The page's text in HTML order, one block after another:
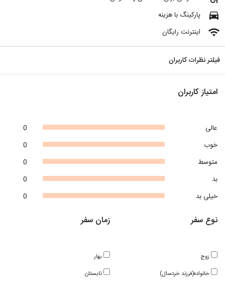
directions_car پارکینگ با هزینه
wifi اینترنت رایگان
فیلتر نظرات کاربران
امتیاز کاربران
0
عالی
0
خوب
0
متوسط
0
بد
0
خیلی بد
زمان سفر
بهار
تابستان
نوع سفر
زوج
خانواده(فرزند خردسال)